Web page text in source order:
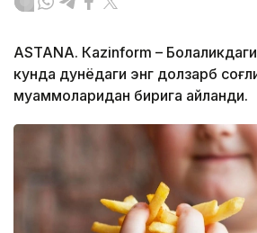
ASTANА. Кazinform –
кунда дунёдаги энг долзарб
муаммоларидан бирига айланди.